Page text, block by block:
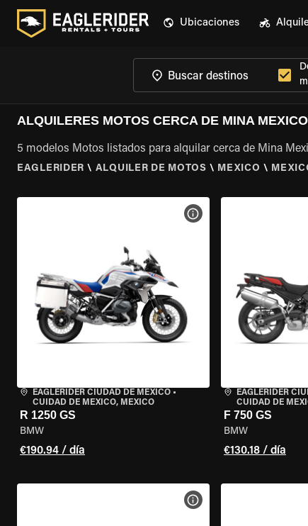
Ubicaciones
ALQUILERES MOTOS CERCA DE MINA
5 modelos Motos listados para alquilar cerca de Mina
EAGLERIDER \ ALQUILER DE MOTOS \ MEXICO \
EAGLERIDER CIUDAD DE MÉXICO •
CUIDAD DE MEXICO, MEXICO
R 1250 GS
BMW
€190.94 / día
VER ESPECIFICACIONES
EAGLERIDER
CUIDAD DE
F 750 GS
BMW
€130.18 / día
VER ESPECIFICACIONES